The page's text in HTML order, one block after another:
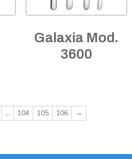
Galaxia Mod.
3600
… 104 105 106 →